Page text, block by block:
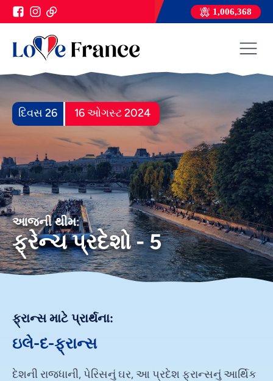
1,006,368
દિવસ 26 16 ઓગસ્ટ 2024
આજની થીમ:
ફ્રેન્ચ પ્રદેશો - 5
ફ્રાન્સ માટે પ્રાર્થના:
ઇલે-દ-ફ્રાન્સ
દેશની રાજધાની, પેરિસનું ઘર, આ પ્રદેશ ફ્રાન્સનું આર્થિક